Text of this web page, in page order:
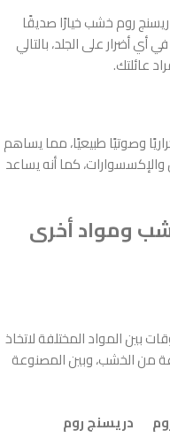
روم خشب خيارًا صديقًا
أي أضرار على الجلد، بالتالي
وصوتيًا طبيعيًا، مما يساهم
كما أنه يساعد
ومواد أخرى
بين المواد المختلفة لاتخاذ
من الخشب، وبين المصنوعة
دريسنج روم